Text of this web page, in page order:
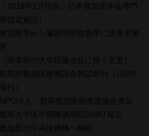
（2018年1月現在、日本救急医学会専門
医指定施設）
救急医学から臓器病態救急学に講座名変
更
（医学部の大学院重点化に伴う変更）
群馬県救急医療懇談会雑誌創刊（1回/年
発行）
NPO法人 群馬救急医療推進協会発足
群馬大学医学部附属病院DMAT発足
救急部が中央診療棟へ移転